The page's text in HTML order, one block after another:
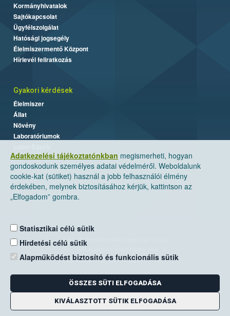
Adatkezelési tájékoztatónkban megismerheti, hogyan
gondoskodunk személyes adatai védelméről. Weboldalunk
cookie-kat (sütiket) használ a jobb felhasználói élmény
érdekében, melynek biztosításához kérjük, kattintson az
„Elfogadom” gombra.
Statisztikai célú sütik
Hirdetési célú sütik
Alapműködést biztosító és funkcionális sütik
ÖSSZES SÜTI ELFOGADÁSA
KIVÁLASZTOTT SÜTIK ELFOGADÁSA
Kormányhivatalok
Sajtókapcsolat
Ügyfélszolgálat
Hatósági jogsegély
Élelmiszermentő Központ
Hírlevél feliratkozás
Gyakori kérdések
Élelmiszer
Állat
Növény
Laboratóriumok
Nemzeti Élelmiszerlánc-biztonsági Hivatal
Levelezési cím: 1525 Budapest. Pf. 30.
E-mail:ugyfelszolgalat@nebih.gov.hu
Zöld szám: 06-80/263-244
Telefon: 06-1/ 336-9000